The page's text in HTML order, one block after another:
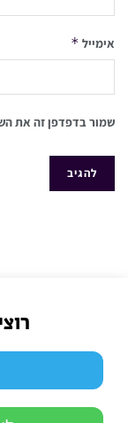
אימייל *
שמור בדפדפן זה את